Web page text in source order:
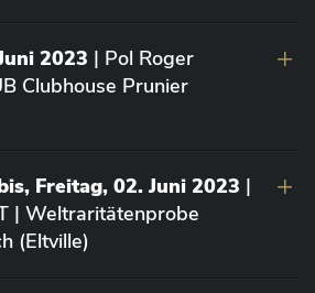
2023 | Pol Roger
Clubhouse Prunier
Freitag, 02. Juni 2023 |
| Weltraritätenprobe
(Eltville)